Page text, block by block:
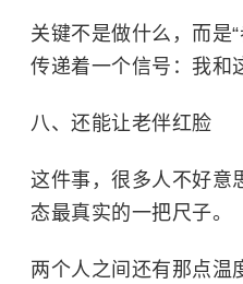
关键不是做什么，而是
传递着一个信号：我和
八、还能让老伴红脸
这件事，很多人不好意
态最真实的一把尺子。
两个人之间还有那点温